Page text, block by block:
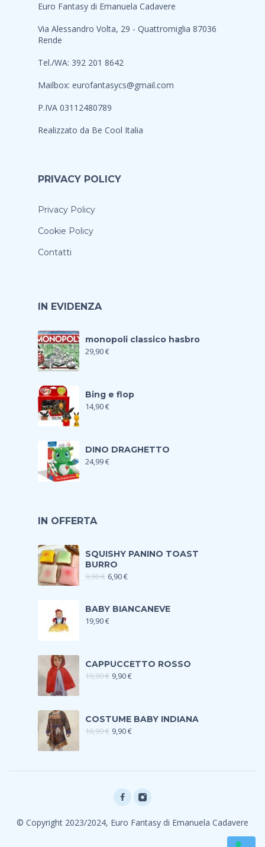
Euro Fantasy di Emanuela Cadavere
Via Alessandro Volta, 29 - Quattromiglia 87036
Rende
Tel./WA: 392 201 8642
Mailbox: eurofantasycs@gmail.com
P.IVA 03112480789
Realizzato da Be Cool Italia
PRIVACY POLICY
Privacy Policy
Cookie Policy
Contatti
IN EVIDENZA
monopoli classico hasbro
29,90€
Bing e flop
14,90€
DINO DRAGHETTO
24,99€
IN OFFERTA
SQUISHY PANINO TOAST
BURRO
9,90€ 6,90€
BABY BIANCANEVE
19,90€
CAPPUCCETTO ROSSO
19,90€ 9,90€
COSTUME BABY INDIANA
16,90€ 9,90€
© Copyright 2023/2024, Euro Fantasy di Emanuela Cadavere